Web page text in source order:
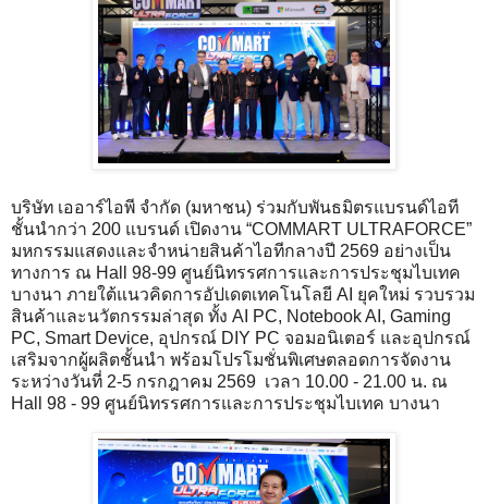
บริษัท เออาร์ไอพี จำกัด (มหาชน) ร่วมกับพันธมิตรแบรนด์ไอที
ชั้นนำกว่า 200 แบรนด์ เปิดงาน “COMMART ULTRAFORCE”
มหกรรมแสดงและจำหน่ายสินค้าไอทีกลางปี 2569 อย่างเป็น
ทางการ ณ Hall 98-99 ศูนย์นิทรรศการและการประชุมไบเทค
บางนา ภายใต้แนวคิดการอัปเดตเทคโนโลยี AI ยุคใหม่ รวบรวม
สินค้าและนวัตกรรมล่าสุด ทั้ง AI PC, Notebook AI, Gaming
PC, Smart Device, อุปกรณ์ DIY PC จอมอนิเตอร์ และอุปกรณ์
เสริมจากผู้ผลิตชั้นนำ พร้อมโปรโมชั่นพิเศษตลอดการจัดงาน
ระหว่างวันที่ 2-5 กรกฎาคม 2569 เวลา 10.00 - 21.00 น. ณ
Hall 98 - 99 ศูนย์นิทรรศการและการประชุมไบเทค บางนา